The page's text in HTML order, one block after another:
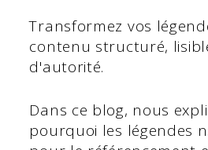
Transformez vos
contenu structuré,
d'autorité.
Dans ce blog, nous
pourquoi les légendes